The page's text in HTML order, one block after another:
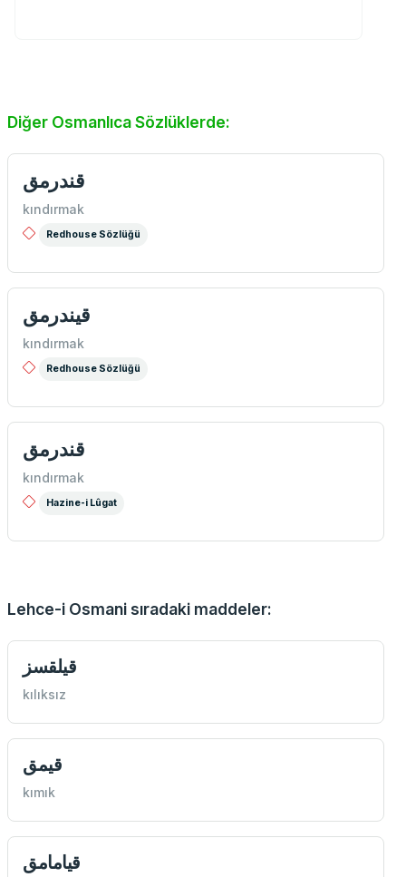
Diğer Osmanlıca Sözlüklerde:
قندرمق
kındırmak
Redhouse Sözlüğü
قيندرمق
kındırmak
Redhouse Sözlüğü
قندرمق
kındırmak
Hazine-i Lûgat
Lehce-i Osmani sıradaki maddeler:
قيلقسز
kılıksız
قيمق
kımık
قيامامق